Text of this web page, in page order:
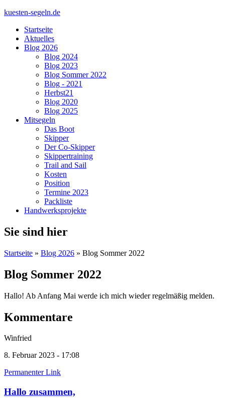
kuesten-segeln.de
Startseite
Aktuelles
Blog 2026
Blog 2024
Blog 2023
Blog Sommer 2022
Blog - 2021
Herbst21
Blog 2020
Blog 2025
Mitsegeln
Das Boot
Skipper
Der Co-Skipper
Skippertraining
Trail and Sail
Kosten
Position
Termine 2023
Packliste
Handwerksprojekte
Sie sind hier
Startseite » Blog 2026 » Blog Sommer 2022
Blog Sommer 2022
Hallo! Ab Anfang Mai werde ich mich wieder regelmäßig melden.
Kommentare
Winfried
8. Februar 2023 - 17:08
Permanenter Link
Hallo zusammen,